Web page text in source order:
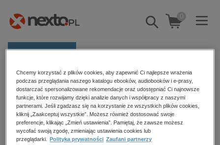
Pokaż/schowaj
wyszukiwarkę
0
E-prasa
Kategorie
Zobacz wszystkie E-prasa
budownictwo, aranżacja wnętrz
biznesowe, branżowe, gospodarka
Strona główna Jarosław Moszczyński
Jarosław Moszczyński
Chcemy korzystać z plików cookies, aby zapewnić Ci najlepsze wrażenia
podczas przeglądania naszego katalogu ebooków, audiobooków i e-prasy,
dostarczać spersonalizowane rekomendacje oraz udostępniać Ci najnowsze
funkcje, które rozwijamy dzięki analizie danych i współpracy z naszymi
partnerami. Jeśli zgadzasz się na korzystanie ze wszystkich plików cookies,
kliknij „Zaakceptuj wszystkie”. Możesz również dostosować swoje
preferencje, klikając „Zmień ustawienia”. Pamiętaj, że zawsze możesz
wycofać swoją zgodę, zmieniając ustawienia cookies lub
przeglądarki.
Polityka prywatności Zaufani partnerzy